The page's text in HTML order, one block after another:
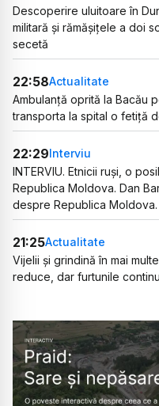
Descoperire uluitoare în
militară și rămășițele a doi
secetă
22:58Actualitate
Ambulanță oprită la Bacău
transporta la spital o fetiță
22:29Interviu
INTERVIU. Etnicii ruși, o
Republica Moldova. Dan
despre Republica Moldova.
21:25Actualitate
Vijelii și grindină în mai
reduce, dar furtunile